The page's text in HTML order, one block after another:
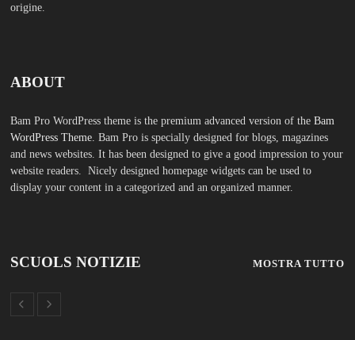
origine.
ABOUT
Bam Pro WordPress theme is the premium advanced version of the Bam
WordPress Theme. Bam Pro is specially designed for blogs, magazines
and news websites. It has been designed to give a good impression to your
website readers. Nicely designed homepage widgets can be used to
display your content in a categorized and an organized manner.
SCUOLS NOTIZIE MOSTRA TUTTO